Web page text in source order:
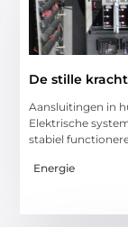
De stille
Aansluitingen in
Elektrische
stabiel
Energie